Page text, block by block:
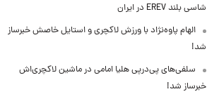
شاسی بلند EREV در ایران
الهام پاوه‌نژاد با ورزش لاکچری و استایل خاصش خبرساز
شد!
سلفی‌های پی‌درپی هلیا امامی در ماشین لاکچری‌اش
خبرساز شد!